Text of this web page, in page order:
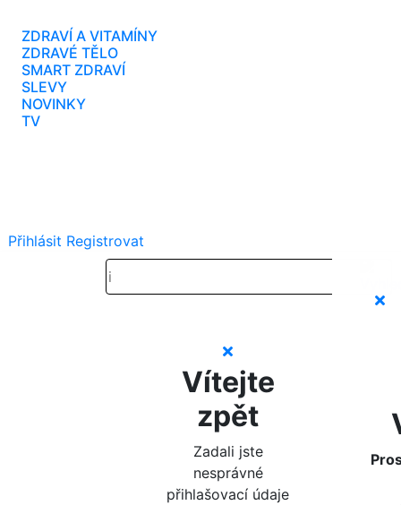
ZDRAVÍ A VITAMÍNY
ZDRAVÉ TĚLO
SMART ZDRAVÍ
SLEVY
NOVINKY
TV
Přihlásit Registrovat
Vítejte
zpět
Zadali jste
nesprávné
přihlašovací údaje